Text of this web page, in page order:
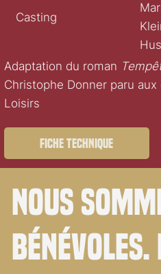
Casting
Adaptation du roman
Christophe Donner paru aux
Loisirs
Fiche technique
Nous
bénévoles.